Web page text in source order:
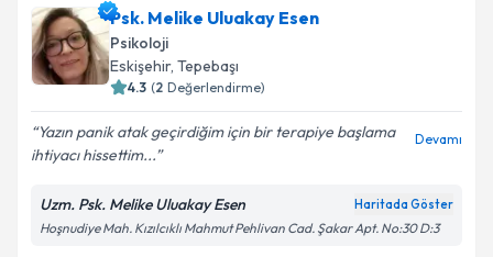
Klinik Psikolog Fatma Ünlü Özgen
takvimi talebi oluşturun. Size bu uzmandan randevu
almanız için bir takvim hazırlandığında e-posta ile
bilgilendireceğiz.
E-posta Adresiniz
Psk. Melike Uluakay Esen
Psikoloji
Eskişehir, Tepebaşı
( Değerlendirme)
Yazın panik atak geçirdiğim için bir terapiye başlama
ihtiyacı hissettim...
Uzm. Psk. Melike Uluakay Esen
Hoşnudiye Mah. Kızılcıklı Mahmut Pehlivan Cad. Şakar Apt. No:30 D:3